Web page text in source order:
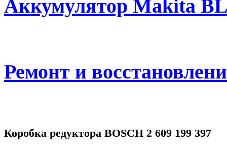
Аккумулятор Makita
Ремонт и
Коробка редуктора BOSCH 2 609 199 397